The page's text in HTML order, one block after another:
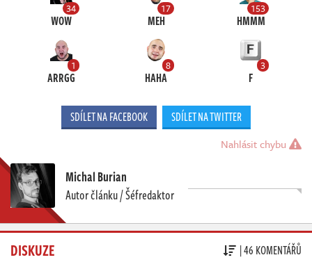
34
WOW
17
MEH
153
HMMM
1
ARRGG
8
HAHA
3
F
SDÍLET NA FACEBOOK SDÍLET NA TWITTER
Nahlásit chybu
Michal Burian
Autor článku / Šéfredaktor
DISKUZE | 46 KOMENTÁŘŮ